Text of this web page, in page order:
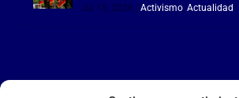
Jul 15, 2026 |Activismo,Actualidad